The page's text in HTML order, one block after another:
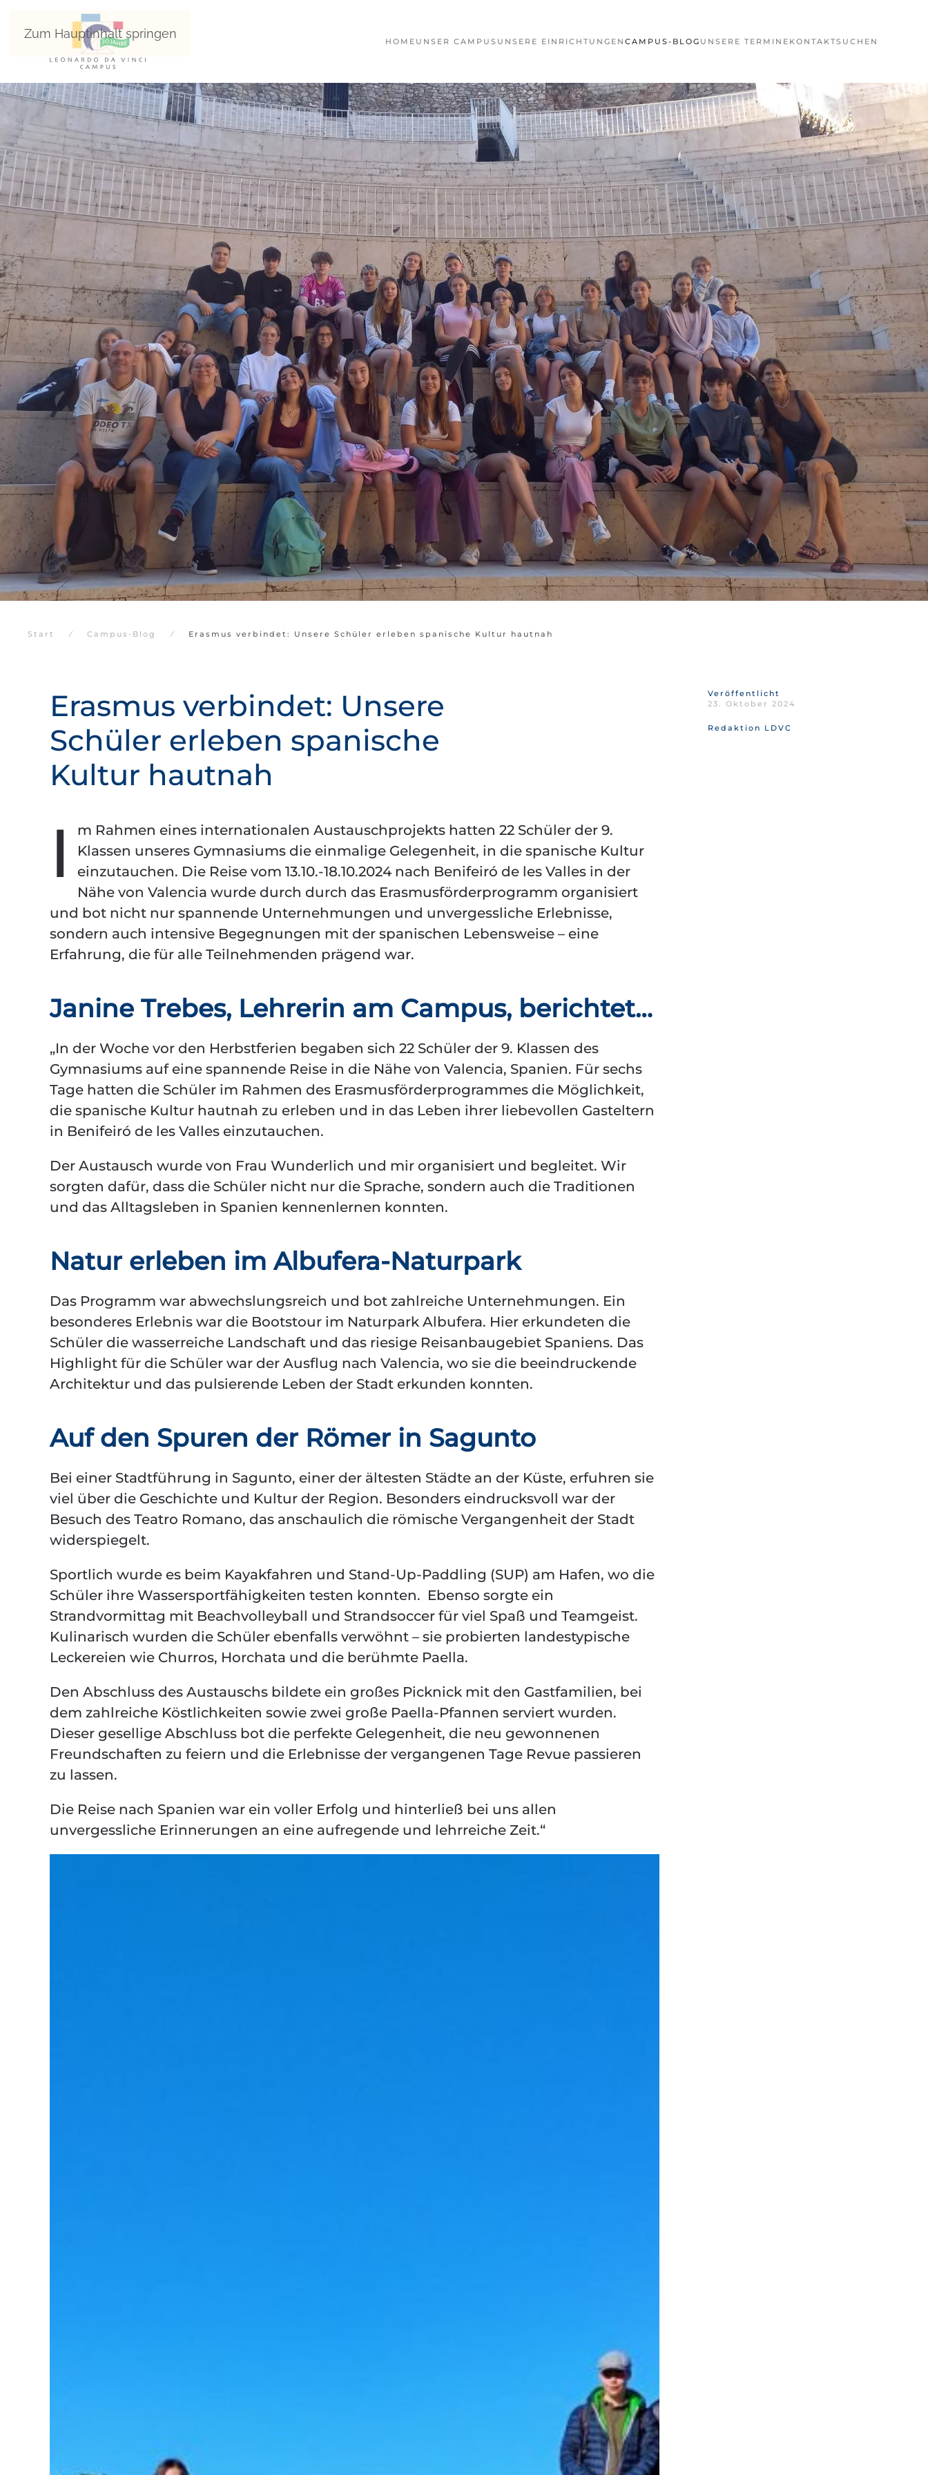
Zum Hauptinhalt springen
HOME UNSER CAMPUS UNSERE EINRICHTUNGEN CAMPUS-BLOG UNSERE TERMINE KONTAKTSUCHEN
Start Campus-Blog Erasmus verbindet: Unsere Schüler erleben spanische Kultur hautnah
Erasmus verbindet: Unsere
Schüler erleben spanische
Kultur hautnah
I
m Rahmen eines internationalen Austauschprojekts hatten 22 Schüler der 9.
Klassen unseres Gymnasiums die einmalige Gelegenheit, in die spanische Kultur
einzutauchen. Die Reise vom 13.10.-18.10.2024 nach Benifeiró de les Valles in der
Nähe von Valencia wurde durch durch das Erasmusförderprogramm organisiert
und bot nicht nur spannende Unternehmungen und unvergessliche Erlebnisse,
sondern auch intensive Begegnungen mit der spanischen Lebensweise – eine
Erfahrung, die für alle Teilnehmenden prägend war.
Janine Trebes, Lehrerin am Campus, berichtet…
„In der Woche vor den Herbstferien begaben sich 22 Schüler der 9. Klassen des
Gymnasiums auf eine spannende Reise in die Nähe von Valencia, Spanien. Für sechs
Tage hatten die Schüler im Rahmen des Erasmusförderprogrammes die Möglichkeit,
die spanische Kultur hautnah zu erleben und in das Leben ihrer liebevollen Gasteltern
in Benifeiró de les Valles einzutauchen.
Der Austausch wurde von Frau Wunderlich und mir organisiert und begleitet. Wir
sorgten dafür, dass die Schüler nicht nur die Sprache, sondern auch die Traditionen
und das Alltagsleben in Spanien kennenlernen konnten.
Natur erleben im Albufera-Naturpark
Das Programm war abwechslungsreich und bot zahlreiche Unternehmungen. Ein
besonderes Erlebnis war die Bootstour im Naturpark Albufera. Hier erkundeten die
Schüler die wasserreiche Landschaft und das riesige Reisanbaugebiet Spaniens. Das
Highlight für die Schüler war der Ausflug nach Valencia, wo sie die beeindruckende
Architektur und das pulsierende Leben der Stadt erkunden konnten.
Auf den Spuren der Römer in Sagunto
Bei einer Stadtführung in Sagunto, einer der ältesten Städte an der Küste, erfuhren sie
viel über die Geschichte und Kultur der Region. Besonders eindrucksvoll war der
Besuch des Teatro Romano, das anschaulich die römische Vergangenheit der Stadt
widerspiegelt.
Sportlich wurde es beim Kayakfahren und Stand-Up-Paddling (SUP) am Hafen, wo die
Schüler ihre Wassersportfähigkeiten testen konnten. Ebenso sorgte ein
Strandvormittag mit Beachvolleyball und Strandsoccer für viel Spaß und Teamgeist.
Kulinarisch wurden die Schüler ebenfalls verwöhnt – sie probierten landestypische
Leckereien wie Churros, Horchata und die berühmte Paella.
Den Abschluss des Austauschs bildete ein großes Picknick mit den Gastfamilien, bei
dem zahlreiche Köstlichkeiten sowie zwei große Paella-Pfannen serviert wurden.
Dieser gesellige Abschluss bot die perfekte Gelegenheit, die neu gewonnenen
Freundschaften zu feiern und die Erlebnisse der vergangenen Tage Revue passieren
zu lassen.
Die Reise nach Spanien war ein voller Erfolg und hinterließ bei uns allen
unvergessliche Erinnerungen an eine aufregende und lehrreiche Zeit.“
Veröffentlicht
23. Oktober 2024
Redaktion LDVC